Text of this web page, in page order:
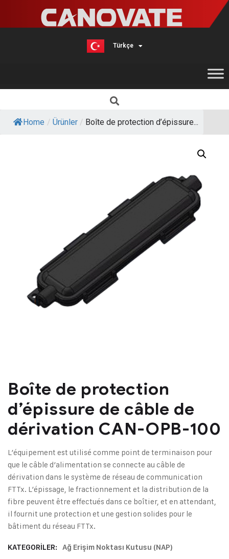
Türkçe
English
Home / Ürünler / Boîte de protection d’épissure...
Boîte de protection
d’épissure de câble de
dérivation CAN-OPB-100
L’équipement est utilisé comme point de terminaison pour
que le câble d’alimentation se connecte au câble de
dérivation dans le système de réseau de communication
FTTx. L’épissage, le fractionnement et la distribution de la
fibre peuvent être effectués dans ce boîtier, et en attendant,
il fournit une protection et une gestion solides pour le
bâtiment du réseau FTTx.
KATEGORILER: Ağ Erişim Noktası Kutusu (NAP)